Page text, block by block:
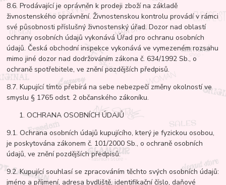
8.6. Prodávající je oprávněn k prodeji zboží na základě
živnostenského oprávnění. Živnostenskou kontrolu provádí v rámci
své působnosti příslušný živnostenský úřad. Dozor nad oblastí
ochrany osobních údajů vykonává Úřad pro ochranu osobních
údajů. Česká obchodní inspekce vykonává ve vymezeném rozsahu
mimo jiné dozor nad dodržováním zákona č. 634/1992 Sb., o
ochraně spotřebitele, ve znění pozdějších předpisů.
8.7. Kupující tímto přebírá na sebe nebezpečí změny okolností ve
smyslu § 1765 odst. 2 občanského zákoníku.
OCHRANA OSOBNÍCH ÚDAJŮ
9.1. Ochrana osobních údajů kupujícího, který je fyzickou osobou,
je poskytována zákonem č. 101/2000 Sb., o ochraně osobních
údajů, ve znění pozdějších předpisů.
9.2. Kupující souhlasí se zpracováním těchto svých osobních údajů:
jméno a příjmení, adresa bydliště, identifikační číslo, daňové